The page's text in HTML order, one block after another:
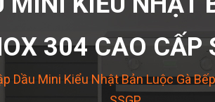
304 CAO CẤP
Dầu Mini Kiểu Nhật Bản Luộc Gà